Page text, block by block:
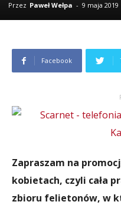
Przez Paweł Wełpa - 9 maja 2019
Facebook
Zapraszam na
kobietach, czyli cała
zbioru felietonów, w